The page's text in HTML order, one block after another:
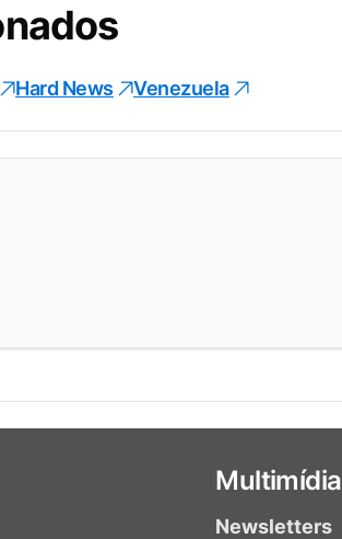
Hard News Venezuela
Multimídia
Newsletters